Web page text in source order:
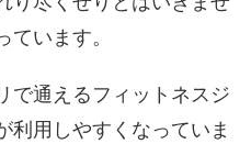
います。
で通えるフィットネスジ
利用しやすくなっていま